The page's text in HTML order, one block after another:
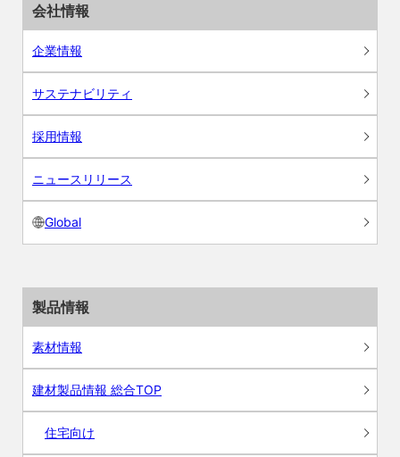
会社情報
企業情報
サステナビリティ
採用情報
ニュースリリース
Global
製品情報
素材情報
建材製品情報 総合TOP
住宅向け